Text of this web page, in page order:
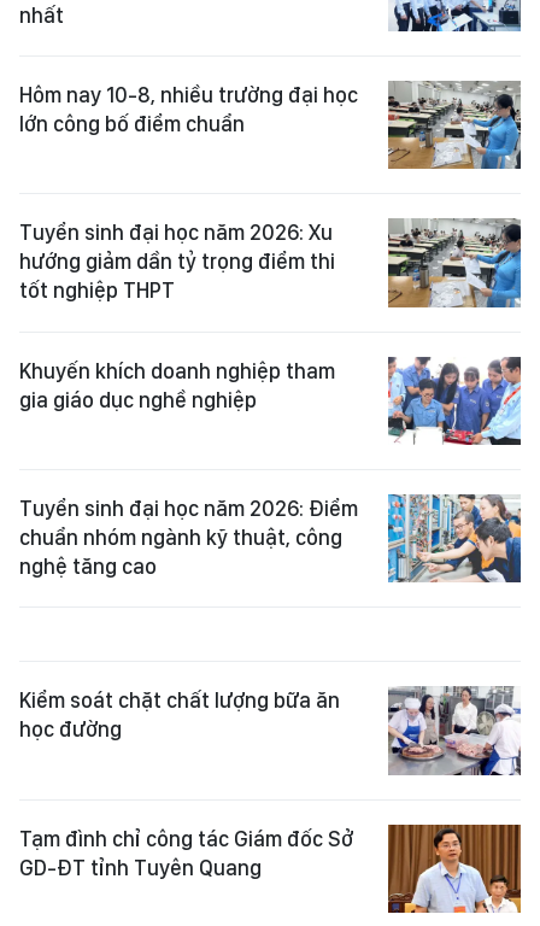
nhất
Hôm nay 10-8, nhiều trường đại học
lớn công bố điểm chuẩn
Tuyển sinh đại học năm 2026: Xu
hướng giảm dần tỷ trọng điểm thi
tốt nghiệp THPT
Khuyến khích doanh nghiệp tham
gia giáo dục nghề nghiệp
Tuyển sinh đại học năm 2026: Điểm
chuẩn nhóm ngành kỹ thuật, công
nghệ tăng cao
Kiểm soát chặt chất lượng bữa ăn
học đường
Tạm đình chỉ công tác Giám đốc Sở
GD-ĐT tỉnh Tuyên Quang